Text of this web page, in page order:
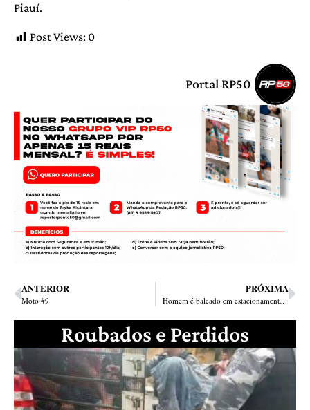
Piauí.
Post Views: 0
Portal RP50
ANTERIOR
Moto #9
PRÓXIMA
Homem é baleado em estacionamento de supermercado e encaminhado ao HUT
Roubados e Perdidos